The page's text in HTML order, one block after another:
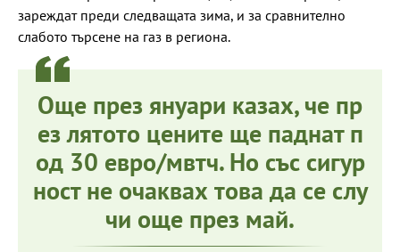
зареждат преди следващата зима, и за сравнително
слабото търсене на газ в региона.
Още през януари казах, че пр
ез лятото цените ще паднат п
од 30 евро/мвтч. Но със сигур
ност не очаквах това да се слу
чи още през май.